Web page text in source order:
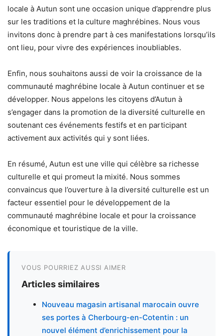
locale à Autun sont une occasion unique d’apprendre plus
sur les traditions et la culture maghrébines. Nous vous
invitons donc à prendre part à ces manifestations lorsqu’ils
ont lieu, pour vivre des expériences inoubliables.
Enfin, nous souhaitons aussi de voir la croissance de la
communauté maghrébine locale à Autun continuer et se
développer. Nous appelons les citoyens d’Autun à
s’engager dans la promotion de la diversité culturelle en
soutenant ces événements festifs et en participant
activement aux activités qui y sont liées.
En résumé, Autun est une ville qui célèbre sa richesse
culturelle et qui promeut la mixité. Nous sommes
convaincus que l’ouverture à la diversité culturelle est un
facteur essentiel pour le développement de la
communauté maghrébine locale et pour la croissance
économique et touristique de la ville.
VOUS POURRIEZ AUSSI AIMER
Articles similaires
Nouveau magasin artisanal marocain ouvre
ses portes à Cherbourg-en-Cotentin : un
nouvel élément d’enrichissement pour la